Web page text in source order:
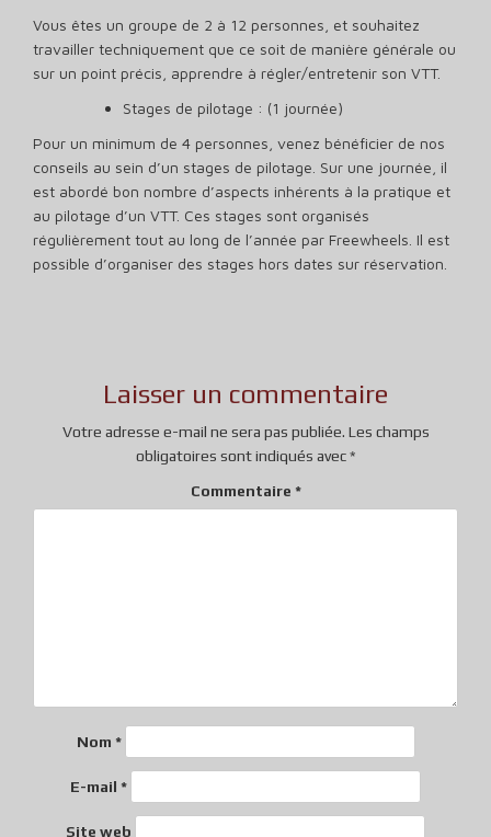
Vous êtes un groupe de 2 à 12 personnes, et souhaitez
travailler techniquement que ce soit de manière générale ou
sur un point précis, apprendre à régler/entretenir son VTT.
Stages de pilotage : (1 journée)
Pour un minimum de 4 personnes, venez bénéficier de nos
conseils au sein d’un stages de pilotage. Sur une journée, il
est abordé bon nombre d’aspects inhérents à la pratique et
au pilotage d’un VTT. Ces stages sont organisés
régulièrement tout au long de l’année par Freewheels. Il est
possible d’organiser des stages hors dates sur réservation.
Laisser un commentaire
Votre adresse e-mail ne sera pas publiée. Les champs
obligatoires sont indiqués avec*
Commentaire *
Nom *
E-mail *
Site web